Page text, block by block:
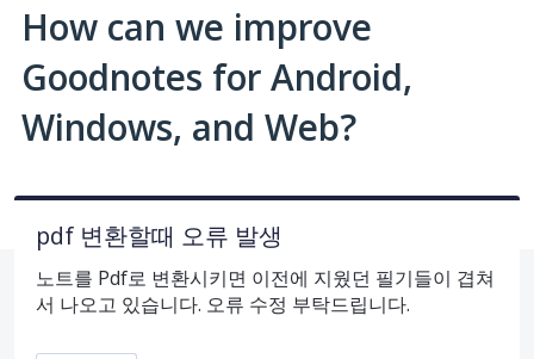
How can we improve
Goodnotes for Android,
Windows, and Web?
pdf 변환할때 오류 발생
노트를 Pdf로 변환시키면 이전에 지웠던 필기들이 겹쳐
서 나오고 있습니다. 오류 수정 부탁드립니다.